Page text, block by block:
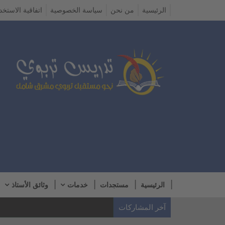
الرئيسية من نحن سياسة الخصوصية اتفاقية
الرئيسية مستجدات خدمات وثائق الأستاذ
آخر المشاركات